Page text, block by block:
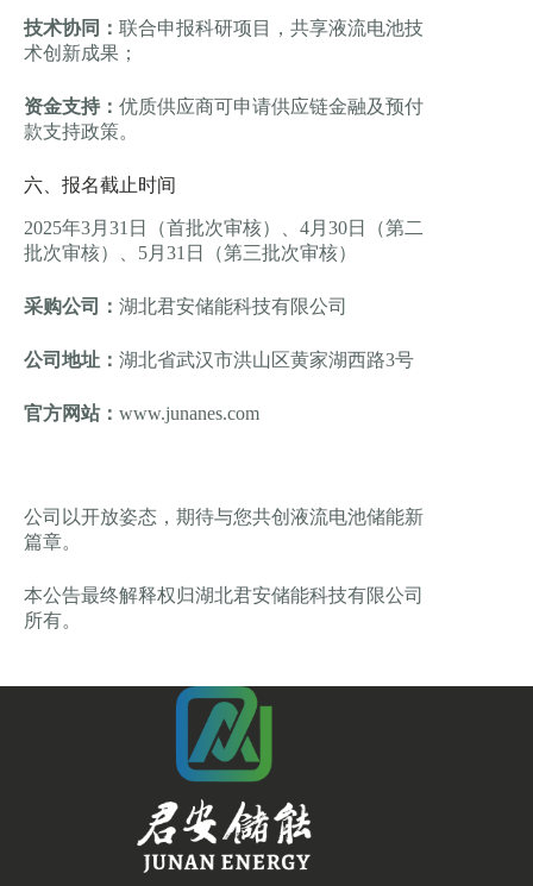
技术协同： 联合申报科研项目，共享液流电池技
术创新成果；
资金支持： 优质供应商可申请供应链金融及预付
款支持政策。
六、报名截止时间
2025年3月31日（首批次审核）、4月30日（第二
批次审核）、5月31日（第三批次审核）
采购公司： 湖北君安储能科技有限公司
公司地址： 湖北省武汉市洪山区黄家湖西路3号
官方网站： www.junanes.com
公司以开放姿态，期待与您共创液流电池储能新
篇章。
本公告最终解释权归湖北君安储能科技有限公司
所有。